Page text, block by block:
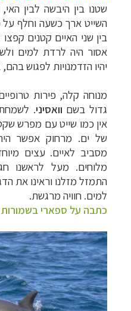
שטנו בין היבשה לבין
השייט ארך כשעה וחלף על
אסור היה לרדת למים
יהיו הזדמנויות לפגוש
מנוחה קלה, פירות
גדול בשם וואסיני.
אין כמו שייט עם מפרש
של ים. מרחוק אפשר
מסביב לאיים. עצים
מלוחים. מעל לראשנו
התמזל מזלנו וראינו את
למים. חוויה מרגשת.
כתבה על ספארי בשמורות